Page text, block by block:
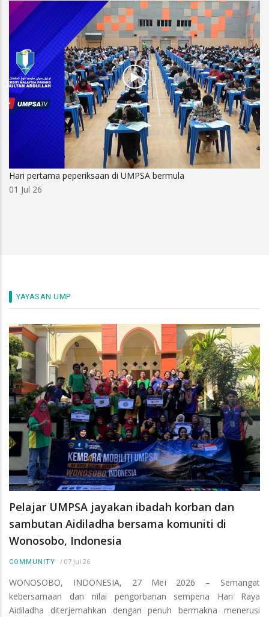
Hari pertama peperiksaan di UMPSA bermula
01 Jul 26
YAYASAN UMP
Pelajar UMPSA jayakan ibadah korban dan
sambutan Aidiladha bersama komuniti di
Wonosobo, Indonesia
COMMUNITY / 07 Jul 26
WONOSOBO, INDONESIA, 27 Mei 2026 – Semangat
kebersamaan dan nilai pengorbanan sempena Hari Raya
Aidiladha diterjemahkan dengan penuh bermakna menerusi